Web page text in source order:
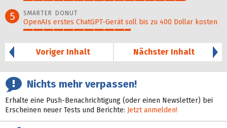
5 SMARTER DONUT
OpenAIs erstes ChatGPT-Gerät soll bis zu 400 Dollar kosten
Voriger Inhalt
Nächster Inhalt
Nichts mehr verpassen!
Erhalte eine Push-Benachrichtigung (oder einen Newsletter) bei
Erscheinen neuer Tests und Berichte: Jetzt anmelden!